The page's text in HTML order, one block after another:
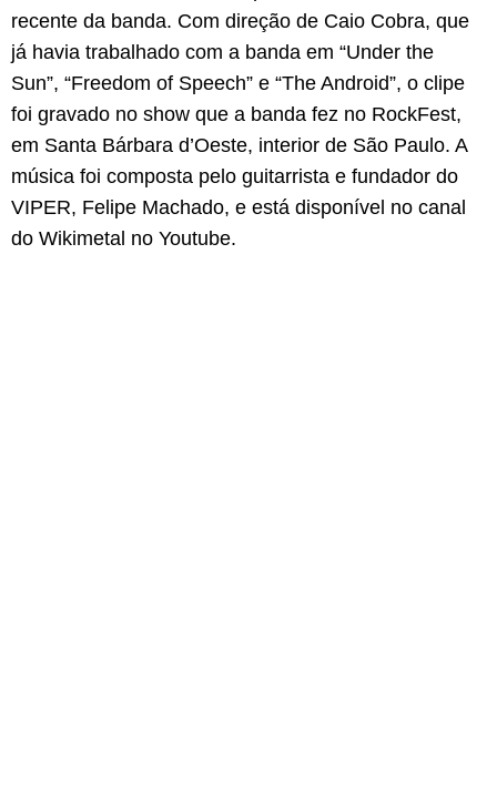
recente da banda. Com direção de Caio Cobra, que
já havia trabalhado com a banda em “Under the
Sun”, “Freedom of Speech” e “The Android”, o clipe
foi gravado no show que a banda fez no RockFest,
em Santa Bárbara d’Oeste, interior de São Paulo. A
música foi composta pelo guitarrista e fundador do
VIPER, Felipe Machado, e está disponível no canal
do Wikimetal no Youtube.